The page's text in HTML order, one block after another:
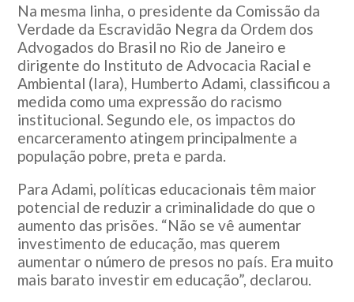
Na mesma linha, o presidente da Comissão da
Verdade da Escravidão Negra da Ordem dos
Advogados do Brasil no Rio de Janeiro e
dirigente do Instituto de Advocacia Racial e
Ambiental (Iara), Humberto Adami, classificou a
medida como uma expressão do racismo
institucional. Segundo ele, os impactos do
encarceramento atingem principalmente a
população pobre, preta e parda.
Para Adami, políticas educacionais têm maior
potencial de reduzir a criminalidade do que o
aumento das prisões. “Não se vê aumentar
investimento de educação, mas querem
aumentar o número de presos no país. Era muito
mais barato investir em educação”, declarou.